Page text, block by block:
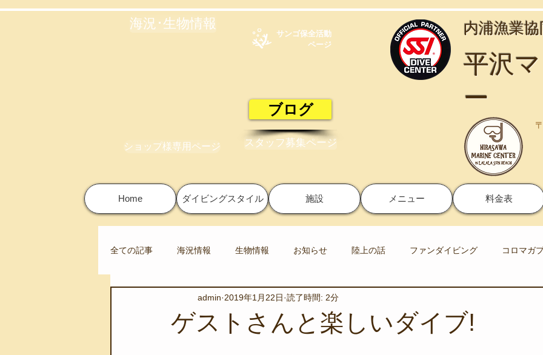
海況･生物情報
サンゴ保全活動​
ページ
ブログ
ショップ様専用ページ スタッフ募集ページ
内浦漁業
平沢
ー
Home ダイビングスタイル 施設 メニュー 料金表
全ての記事 海況情報 生物情報 お知らせ 陸上の話 ファンダイビング コロマガ
スノーケリングツアー 自然環境保全 ワカメの養殖
ゲストさんと楽しいダイブ!
admin 2019年1月22日 読了時間: 2分